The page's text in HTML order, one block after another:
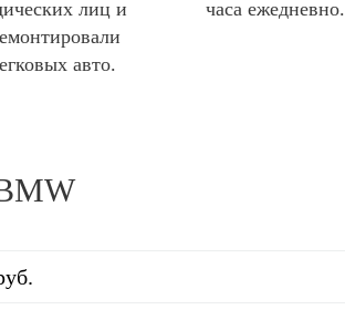
лиц и
авто.
часа ежедневно.